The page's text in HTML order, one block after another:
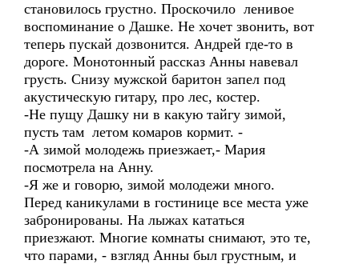
становилось грустно. Проскочило ленивое
воспоминание о Дашке. Не хочет звонить, вот
теперь пускай дозвонится. Андрей где-то в
дороге. Монотонный рассказ Анны навевал
грусть. Снизу мужской баритон запел под
акустическую гитару, про лес, костер.
-Не пущу Дашку ни в какую тайгу зимой,
пусть там летом комаров кормит. -
-А зимой молодежь приезжает,- Мария
посмотрела на Анну.
-Я же и говорю, зимой молодежи много.
Перед каникулами в гостинице все места уже
забронированы. На лыжах кататься
приезжают. Многие комнаты снимают, это те,
что парами, - взгляд Анны был грустным, и